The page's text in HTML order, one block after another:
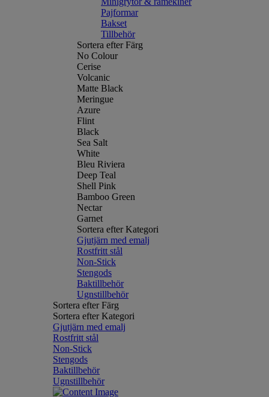
Pajformar
Bakset
Tillbehör
Sortera efter Färg
No Colour
Cerise
Volcanic
Matte Black
Meringue
Azure
Flint
Black
Sea Salt
White
Bleu Riviera
Deep Teal
Shell Pink
Bamboo Green
Nectar
Garnet
Sortera efter Kategori
Gjutjärn med emalj
Rostfritt stål
Non-Stick
Stengods
Baktillbehör
Ugnstillbehör
Sortera efter Färg
Sortera efter Kategori
Gjutjärn med emalj
Rostfritt stål
Non-Stick
Stengods
Baktillbehör
Ugnstillbehör